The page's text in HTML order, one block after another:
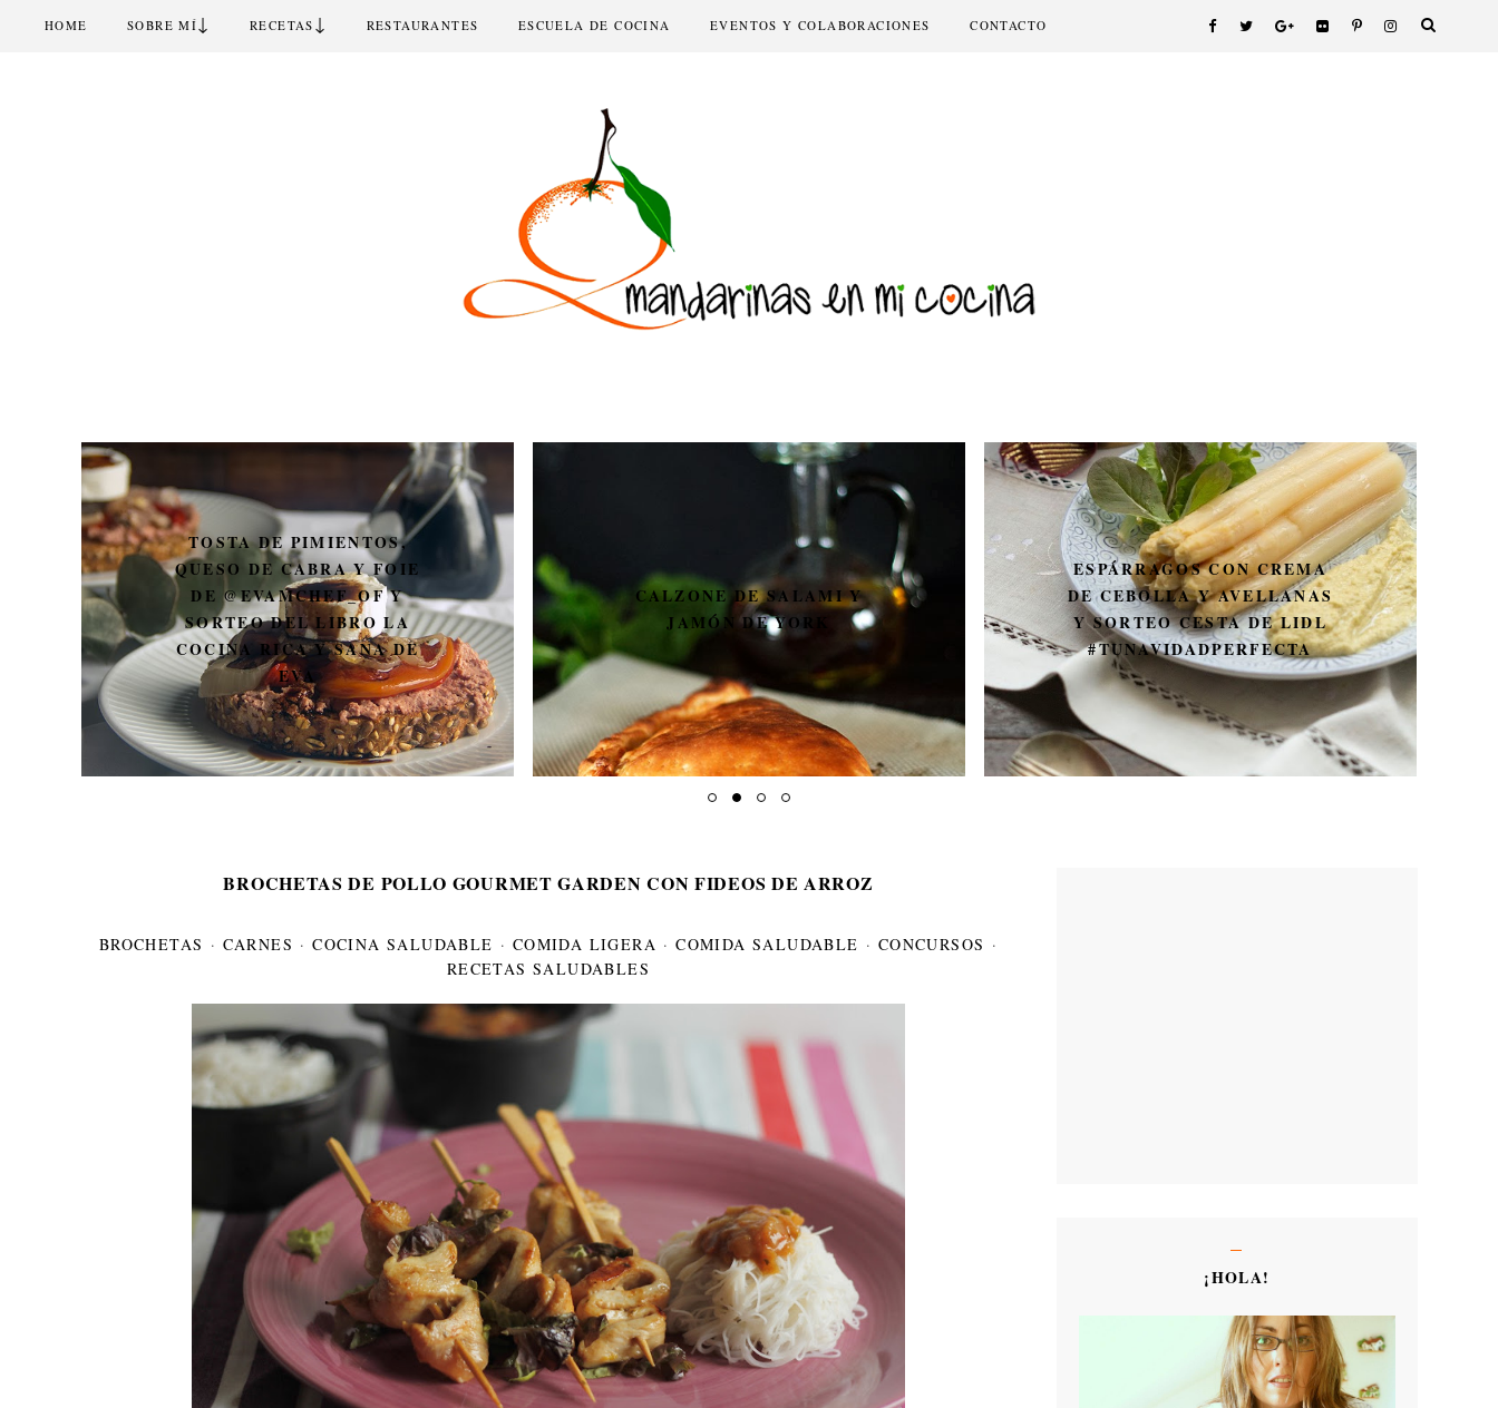
HOME SOBRE MÍ↓ RECETAS ↓ RESTAURANTES ESCUELA DE COCINA EVENTOS Y COLABORACIONES CONTACTO
TOSTA DE PIMIENTOS,
QUESO DE CABRA Y FOIE
DE @EVAMCHEF_OF Y
SORTEO DEL LIBRO LA
COCINA RICA Y SANA DE
EVA
CALZONE DE SALAMI Y
JAMÓN DE YORK
ESPÁRRAGOS CON CREMA
DE CEBOLLA Y AVELLANAS
Y SORTEO CESTA DE LIDL
#TUNAVIDADPERFECTA
BROCHETAS DE POLLO GOURMET GARDEN CON FIDEOS DE ARROZ
BROCHETAS · CARNES ·COCINA SALUDABLE · COMIDA LIGERA ·COMIDA SALUDABLE · CONCURSOS ·
RECETAS SALUDABLES
¡HOLA!